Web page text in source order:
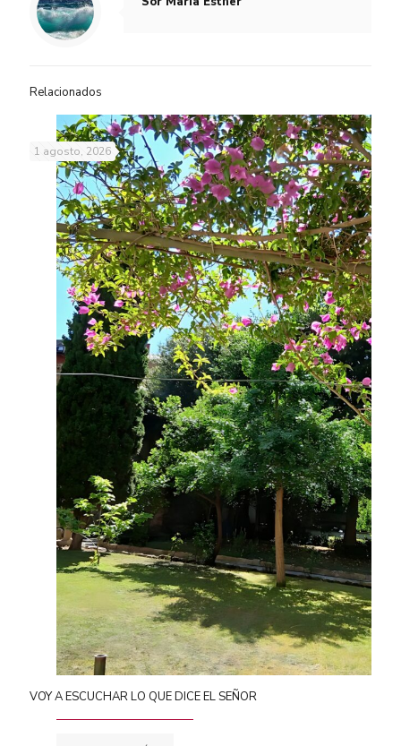
Relacionados
1 agosto, 2026
VOY A ESCUCHAR LO QUE DICE EL SEÑOR